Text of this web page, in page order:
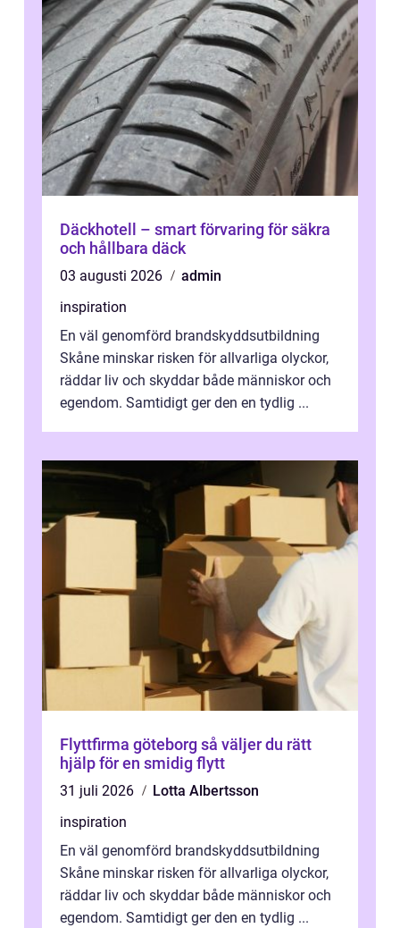
Däckhotell – smart förvaring för säkra
och hållbara däck
03 augusti 2026
admin
inspiration
En väl genomförd brandskyddsutbildning
Skåne minskar risken för allvarliga olyckor,
räddar liv och skyddar både människor och
egendom. Samtidigt ger den en tydlig ...
Flyttfirma göteborg så väljer du rätt
hjälp för en smidig flytt
31 juli 2026
Lotta Albertsson
inspiration
En väl genomförd brandskyddsutbildning
Skåne minskar risken för allvarliga olyckor,
räddar liv och skyddar både människor och
egendom. Samtidigt ger den en tydlig ...